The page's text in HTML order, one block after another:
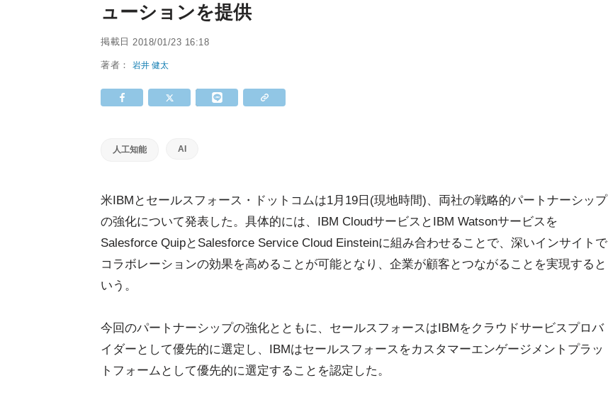
ューションを提供
掲載日 2018/01/23 16:18
著者：岩井 健太
人工知能 AI
米IBMとセールスフォース・ドットコムは1月19日(現地時間)、両社の戦略的パートナーシップ
の強化について発表した。具体的には、IBM CloudサービスとIBM Watsonサービスを
Salesforce QuipとSalesforce Service Cloud Einsteinに組み合わせることで、深いインサイトで
コラボレーションの効果を高めることが可能となり、企業が顧客とつながることを実現すると
いう。
今回のパートナーシップの強化とともに、セールスフォースはIBMをクラウドサービスプロバ
イダーとして優先的に選定し、IBMはセールスフォースをカスタマーエンゲージメントプラッ
トフォームとして優先的に選定することを認定した。